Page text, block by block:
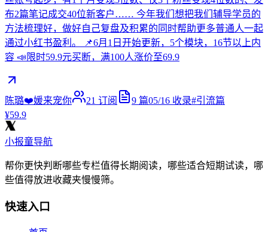
布2篇笔记成交40位新客户…… 今年我们想把我们辅导学员的
方法梳理好，做好自己复盘及积累的同时帮助更多普通人一起
通过小红书盈利。 📌6月1日开始更新，5个模块，16节以上内
容 📣限时59.9元买断，满100人涨价至69.9
陈璐❤️媛来宠你 21 订阅 9 篇05/16 收录#引流篇
¥59.9
小报童导航
帮你更快判断哪些专栏值得长期阅读，哪些适合短期试读，哪
些值得放进收藏夹慢慢筛。
快速入口